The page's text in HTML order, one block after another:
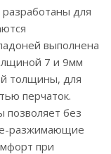
для
выполнена
7 и 9мм
толщины, для
перчаток.
позволяет без
разжимающие
при